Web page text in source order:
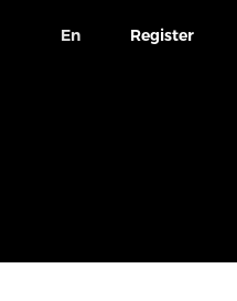
En Register